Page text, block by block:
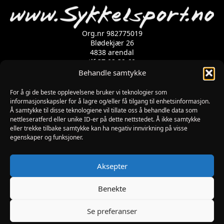
Behandle samtykke
For å gi de beste opplevelsene bruker vi teknologier som
informasjonskapsler for å lagre og/eller få tilgang til enhetsinformasjon.
Å samtykke til disse teknologiene vil tillate oss å behandle data som
nettleseratferd eller unike ID-er på dette nettstedet. Å ikke samtykke
eller trekke tilbake samtykke kan ha negativ innvirkning på visse
egenskaper og funksjoner.
Aksepter
Benekte
Se preferanser
Org.nr 982775019
Blødekjær 26
4838 arendal
tlf 37 02 39 60
Kontaktskjema
Åpningstider
MANDAG-FREDAG: 09:00-17:00
LØRDAG: 10:00-15:00
SØNDAG: STENGT
PÅSKEAFTEN OG PINSEAFTEN : 10:00-13:00
Informasjon
MIN SIDE
KJØPSBETINGELSER
Utviklet av Digipos AS – Arendal Copyright 2026